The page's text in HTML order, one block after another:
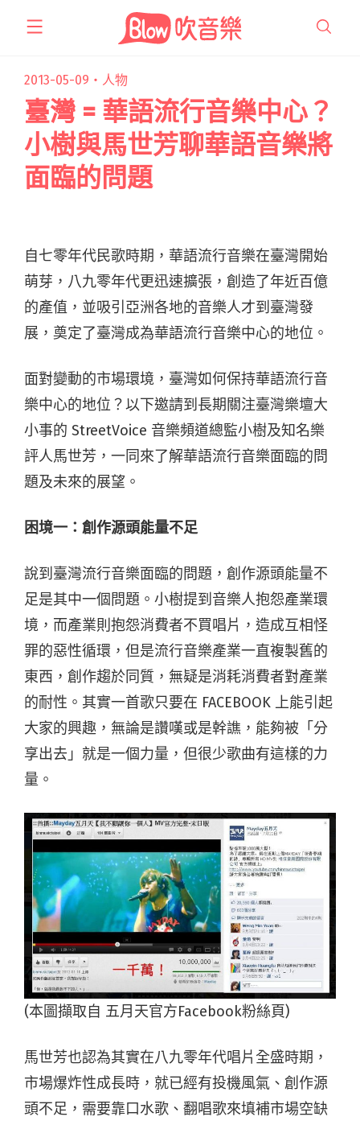
2013-05-09・ 人物
臺灣 = 華語流行音樂中心？
小樹與馬世芳聊華語音樂將
面臨的問題
自七零年代民歌時期，華語流行音樂在臺灣開始
萌芽，八九零年代更迅速擴張，創造了年近百億
的產值，並吸引亞洲各地的音樂人才到臺灣發
展，奠定了臺灣成為華語流行音樂中心的地位。
面對變動的市場環境，臺灣如何保持華語流行音
樂中心的地位？以下邀請到長期關注臺灣樂壇大
小事的 StreetVoice 音樂頻道總監小樹及知名樂
評人馬世芳，一同來了解華語流行音樂面臨的問
題及未來的展望。
困境一：創作源頭能量不足
說到臺灣流行音樂面臨的問題，創作源頭能量不
足是其中一個問題。小樹提到音樂人抱怨產業環
境，而產業則抱怨消費者不買唱片，造成互相怪
罪的惡性循環，但是流行音樂產業一直複製舊的
東西，創作趨於同質，無疑是消耗消費者對產業
的耐性。其實一首歌只要在 FACEBOOK 上能引起
大家的興趣，無論是讚嘆或是幹譙，能夠被「分
享出去」就是一個力量，但很少歌曲有這樣的力
量。
(本圖擷取自 五月天官方Facebook粉絲頁)
馬世芳也認為其實在八九零年代唱片全盛時期，
市場爆炸性成長時，就已經有投機風氣、創作源
頭不足，需要靠口水歌、翻唱歌來填補市場空缺